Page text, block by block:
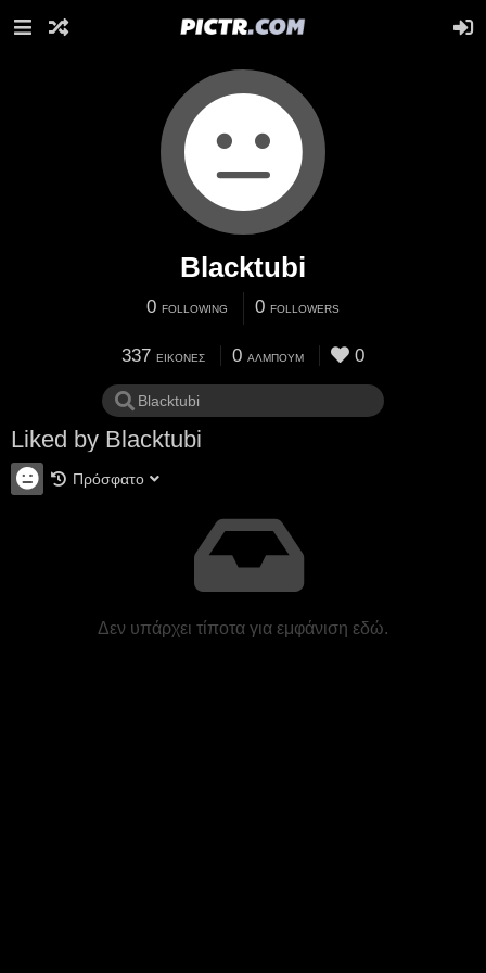
Blacktubi
0 FOLLOWING 0 FOLLOWERS
337 ΕΙΚΌΝΕΣ 0 ΆΛΜΠΟΥΜ 0
Liked by Blacktubi
Πρόσφατο
Δεν υπάρχει τίποτα για εμφάνιση εδώ.